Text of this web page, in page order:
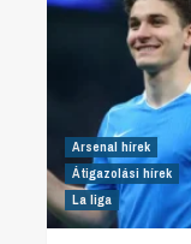
Arsenal hírek
Átigazolási hírek
La liga